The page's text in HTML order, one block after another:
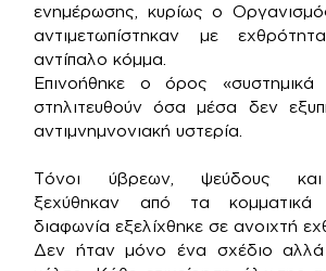
ενημέρωσης, κυρίως ο
αντιμετωπίστηκαν με
αντίπαλο κόμμα.
Επινοήθηκε ο όρος
στηλιτευθούν όσα μέσα δεν
αντιμνημνονιακή υστερία.
Τόνοι ύβρεων, ψεύδους και
ξεχύθηκαν από τα
διαφωνία εξελίχθηκε σε ανοιχτή
Δεν ήταν μόνο ένα σχέδιο αλλά